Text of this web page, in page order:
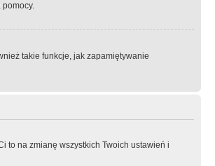
pomocy.
takie funkcje, jak zapamiętywanie
to na zmianę wszystkich Twoich ustawień i